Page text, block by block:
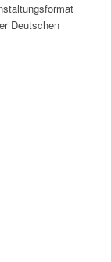
Deutschen